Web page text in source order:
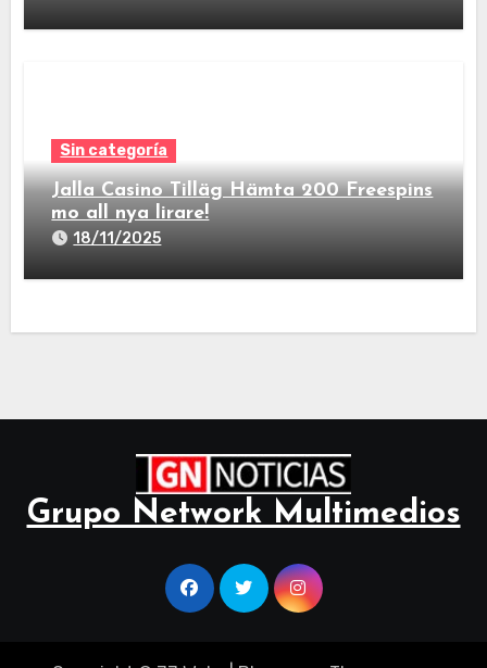
Sin categoría
Jalla Casino Tilläg Hämta 200 Freespins
mo all nya lirare!
18/11/2025
Grupo Network Multimedios